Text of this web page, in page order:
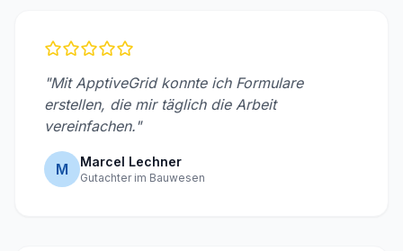
"Mit ApptiveGrid konnte ich Formulare
erstellen, die mir täglich die Arbeit
vereinfachen."
M Marcel Lechner
Gutachter im Bauwesen